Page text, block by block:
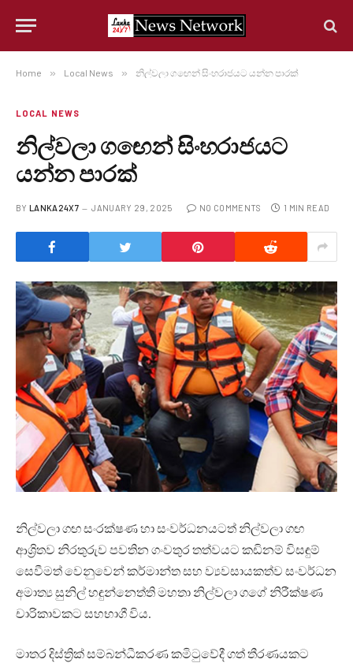
Home » Local News » නිල්වලා ගඟෙන් සිංහරාජයට යන්න පාරක්
LOCAL NEWS
නිල්වලා ගඟෙන් සිංහරාජයට
යන්න පාරක්
BY LANKA24X7 JANUARY 29, 2025 NO COMMENTS 1 MIN READ
නිල්වලා ගඟ සංරක්ෂණ හා සංවර්ධනයටත් නිල්වලා ගඟ
ආශ්‍රිතව නිරතුරුව පවතින ගංවතුර තත්වයට කඩිනම් විසඳුම්
සෙවීමත් වෙනුවෙන් කර්මාන්ත සහ ව්‍යවසායකත්ව සංවර්ධන
අමාත්‍ය සුනිල් හඳුන්නෙත්ති මහතා නිල්වලා ගගේ නිරීක්ෂණ
චාරිකාවකට සහභාගී විය.
මාතර දිස්ත්‍රික් සම්බන්ධීකරණ කමිටුවේදී ගත් තීරණයකට